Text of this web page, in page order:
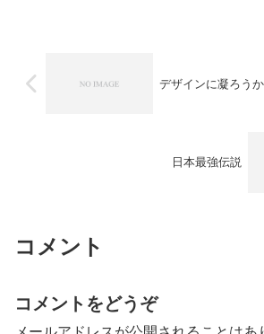
デザインに凝ろうか
日本最強伝説
コメント
コメントをどうぞ